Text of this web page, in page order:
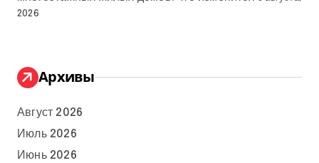
2026
Архивы
Август 2026
Июль 2026
Июнь 2026